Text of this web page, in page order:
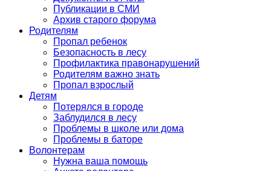
Публикации в СМИ
Архив старого форума
Родителям
Пропал ребенок
Безопасность в лесу
Профилактика правонарушений
Родителям важно знать
Пропал взрослый
Детям
Потерялся в городе
Заблудился в лесу
Проблемы в школе или дома
Проблемы в баторе
Волонтерам
Нужна ваша помощь